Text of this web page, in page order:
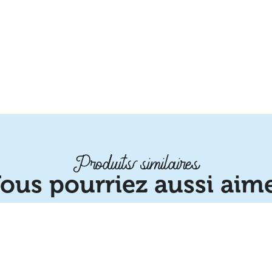
Produits similaires
pourriez aussi